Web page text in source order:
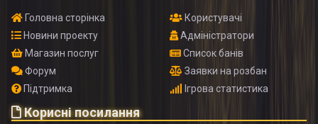
Головна сторінка
Новини проекту
Магазин послуг
Форум
Підтримка
Користувачі
Адміністратори
Список банів
Заявки на розбан
Ігрова статистика
Корисні посилання